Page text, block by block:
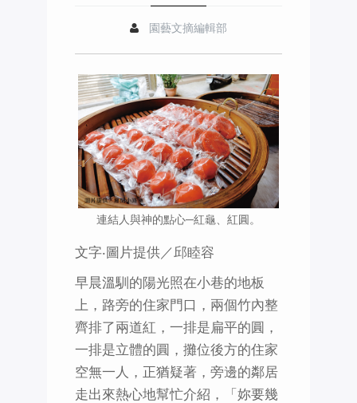
園藝文摘編輯部
連結人與神的點心─紅龜、紅圓。
文字‧圖片提供／邱睦容
早晨溫馴的陽光照在小巷的地板
上，路旁的住家門口，兩個竹內整
齊排了兩道紅，一排是扁平的圓，
一排是立體的圓，攤位後方的住家
空無一人，正猶疑著，旁邊的鄰居
走出來熱心地幫忙介紹，「妳要幾